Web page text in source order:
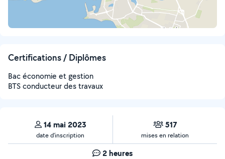
Certifications / Diplômes
Bac économie et gestion
BTS conducteur des travaux
14 mai 2023
date d’inscription
517
mises en relation
2 heures